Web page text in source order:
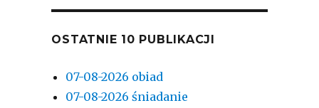
OSTATNIE 10 PUBLIKACJI
07-08-2026 obiad
07-08-2026 śniadanie